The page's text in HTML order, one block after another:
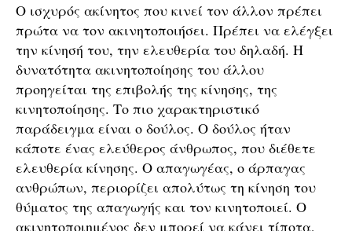
Ο ισχυρός ακίνητος που κινεί τον άλλον πρέπει
πρώτα να τον ακινητοποιήσει. Πρέπει να ελέγξει
την κίνησή του, την ελευθερία του δηλαδή. Η
δυνατότητα ακινητοποίησης του άλλου
προηγείται της επιβολής της κίνησης, της
κινητοποίησης. Το πιο χαρακτηριστικό
παράδειγμα είναι ο δούλος. Ο δούλος ήταν
κάποτε ένας ελεύθερος άνθρωπος, που διέθετε
ελευθερία κίνησης. Ο απαγωγέας, ο άρπαγας
ανθρώπων, περιορίζει απολύτως τη κίνηση του
θύματος της απαγωγής και τον κινητοποιεί. Ο
ακινητοποιημένος δεν μπορεί να κάνει τίποτα,